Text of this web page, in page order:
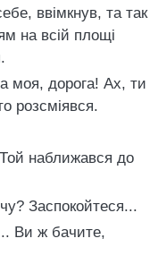
ввiмкнув, та так
на всiй площi
моя, дорога! Ах, ти
розсмiявся.
наближався до
Заспокойтеся...
Ви ж бачите,